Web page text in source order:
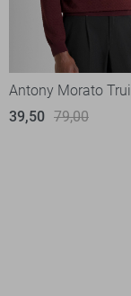
Antony Morato Trui
39,50 79,00